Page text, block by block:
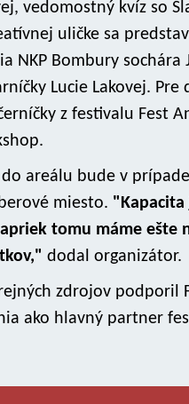
vedomostný kvíz so
uličke sa
NKP Bombury sochára
Lucie Lakovej. Pre
z festivalu Fest
areálu bude v
miesto. "Kapacita
tomu máme ešte
dodal organizátor.
zdrojov podporil
ako hlavný partner